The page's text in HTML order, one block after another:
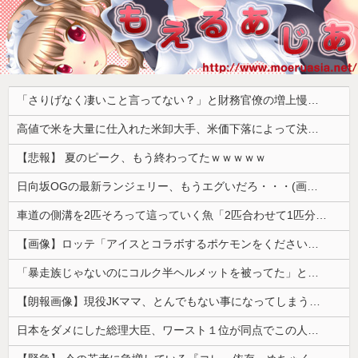
「さりげなく凄いこと言ってない？」と財務官僚の増上慢っぷりに衝撃を受ける人が続出、なぜ官僚にすぎない財務省が……
高値で米を大量に仕入れた米卸大手、米価下落によって決算が凄まじいことになっている模様
【悲報】 夏のピーク、もう終わってたｗｗｗｗｗ
日向坂OGの最新ランジェリー、もうエグいだろ・・・(画像どーん)
車道の側溝を2匹そろって這っていく魚「2匹合わせて1匹分のバカ」【海外の反応】
【画像】ロッテ「アイスとコラボするポケモンをください」ポケモン公式「しょうがねえなぁ」
「暴走族じゃないのにコルク半ヘルメットを被ってた」と因縁つけて暴行 少年らと父親(37)逮捕
【朗報画像】現役JKママ、とんでもない事になってしまうｗｗｗｗｗｗｗｗｗｗｗｗ 【Pickup07091604】
日本をダメにした総理大臣、ワースト１位が同点でこの人ｗｗｗｗｗｗ